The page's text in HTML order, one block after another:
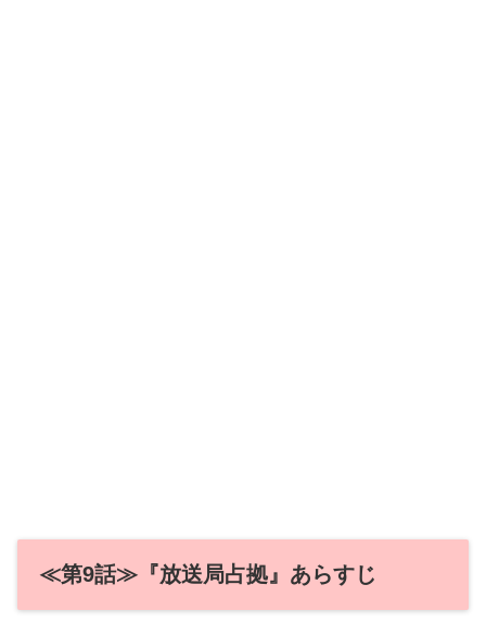
≪第9話≫『放送局占拠』あらすじ